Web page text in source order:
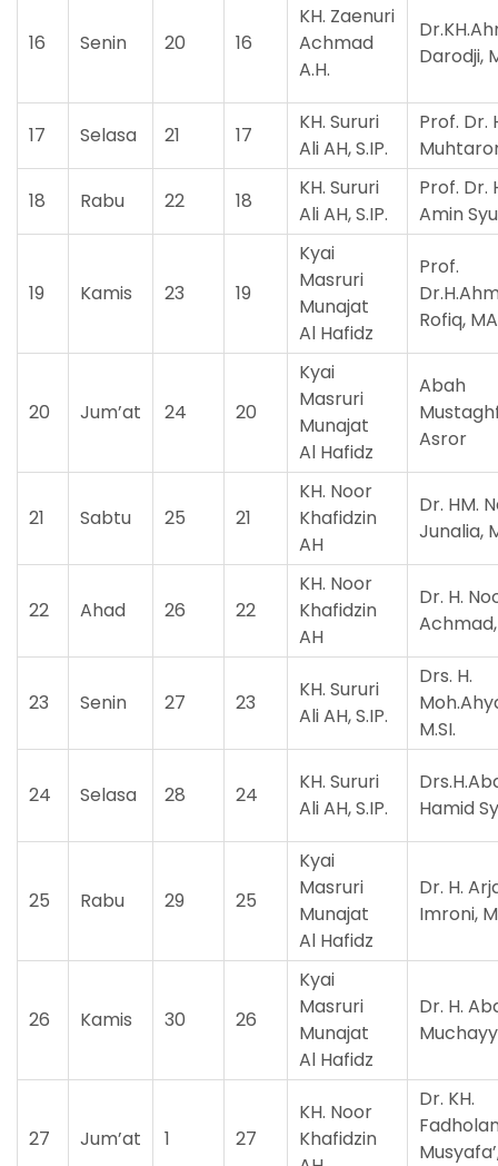
16 Senin 20 16
KH. Zaenuri
Achmad
A.H.
Darodji,
17 Selasa 21 17
KH. Sururi
Ali AH, S.IP.
Prof. Dr.
18 Rabu 22 18
KH. Sururi
Ali AH, S.IP.
Prof. Dr.
Amin
19 Kamis 23 19
Kyai
Masruri
Munajat
Al Hafidz
Prof.
Rofiq,
20 Jum’at 24 20
Kyai
Masruri
Munajat
Al Hafidz
Abah
Asror
21 Sabtu 25 21
KH. Noor
Khafidzin
AH
Dr. HM.
Junalia,
22 Ahad 26 22
KH. Noor
Khafidzin
AH
Dr. H.
23 Senin 27 23
KH. Sururi
Ali AH, S.IP.
Drs. H.
M.SI.
24 Selasa 28 24
KH. Sururi
Ali AH, S.IP.
Hamid
25 Rabu 29 25
Kyai
Masruri
Munajat
Al Hafidz
Dr. H.
Imroni,
26 Kamis 30 26
Kyai
Masruri
Munajat
Al Hafidz
Dr. H.
27 Jum’at 1 27
KH. Noor
Khafidzin
Dr. KH.